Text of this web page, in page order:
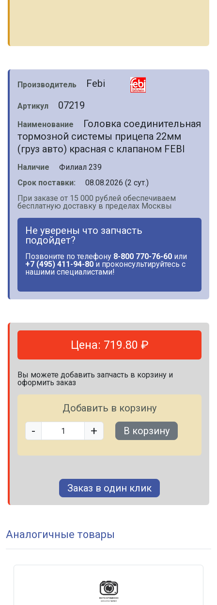
Производитель Febi
Артикул 07219
Наименование
Головка соединительная
тормозной системы прицепа 22мм
(груз авто) красная с клапаном FEBI
Наличие
Филиал 239
Срок поставки:
08.08.2026 (2 сут.)
При заказе от 15 000 рублей обеспечиваем
бесплатную доставку в пределах Москвы
Не уверены что запчасть
подойдет?
Позвоните по телефону 8-800 770-76-60 или
+7 (495) 411-94-80 и проконсультируйтесь с
нашими специалистами!
Цена: 719.80 ₽
Вы можете добавить запчасть в корзину и
оформить заказ
Добавить в корзину
- + В корзину
Заказ в один клик
Аналогичные товары